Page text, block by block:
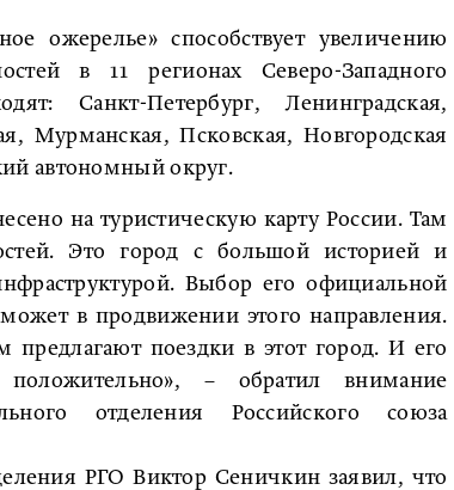
ожерелье» способствует увеличению
в 11 регионах Северо-Западного
Санкт-Петербург, Ленинградская,
Мурманская, Псковская, Новгородская
автономный округ.
на туристическую карту России. Там
Это город с большой историей и
Выбор его официальной
в продвижении этого направления.
предлагают поездки в этот город. И его
– обратил внимание
отделения Российского союза
РГО Виктор Сеничкин заявил, что